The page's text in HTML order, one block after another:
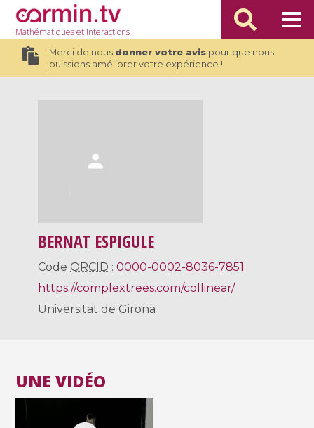
Mathématiqueset Interactions
Merci de nous donner votre avispour que nous
puissions améliorer votre expérience !
BERNAT ESPIGULE
Code ORCID :0000-0002-8036-7851
https://complextrees.com/collinear/
Universitat de Girona
UNE VIDÉO